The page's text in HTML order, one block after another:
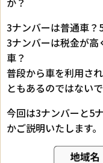
3ナンバーは普通車？
3ナンバーは税金が高
車？
普段から車を利用さ
ともあるのではない
今回は3ナンバーと5
かご説明いたします。